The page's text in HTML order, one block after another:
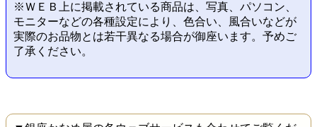
※ＷＥＢ上に掲載されている商品は、写真、パソコン、
モニターなどの各種設定により、色合い、風合いなどが
実際のお品物とは若干異なる場合が御座います。予めご
了承ください。